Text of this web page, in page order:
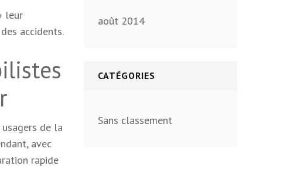
leur
accidents.
de la
avec
rapide
août 2014
CATÉGORIES
Sans classement